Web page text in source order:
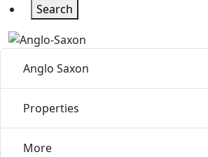
Search
Anglo Saxon
Properties
More